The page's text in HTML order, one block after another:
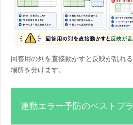
回答用の列を直接動かすと反映が乱れ
場所を分けます。
連動エラー予防のベストプ